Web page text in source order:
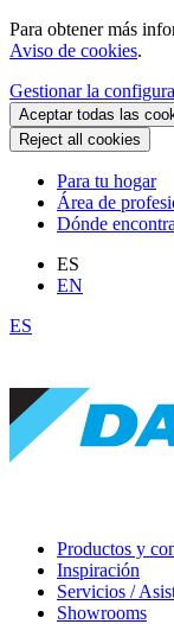
Para obtener más
Aviso de cookies.
Gestionar la
Aceptar todas las
Reject all cookies
Para tu hogar
Área de
Dónde
ES
EN
ES
Productos y
Inspiración
Servicios /
Showrooms